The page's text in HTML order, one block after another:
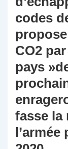
codes
CO2
pays
fasse la
l’armée